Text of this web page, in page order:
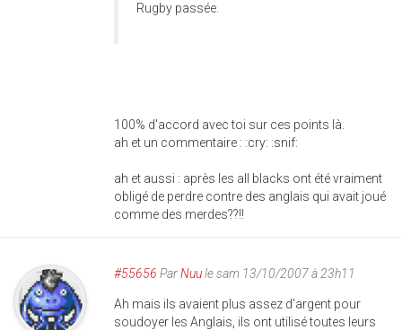
Rugby passée.
100% d'accord avec toi sur ces points là.
ah et un commentaire : :cry: :snif:
ah et aussi : après les all blacks ont été vraiment
obligé de perdre contre des anglais qui avait joué
comme des merdes??!!
#55656 ParNuule sam 13/10/2007 à 23h11
Ah mais ils avaient plus assez d'argent pour
soudoyer les Anglais, ils ont utilisé toutes leurs